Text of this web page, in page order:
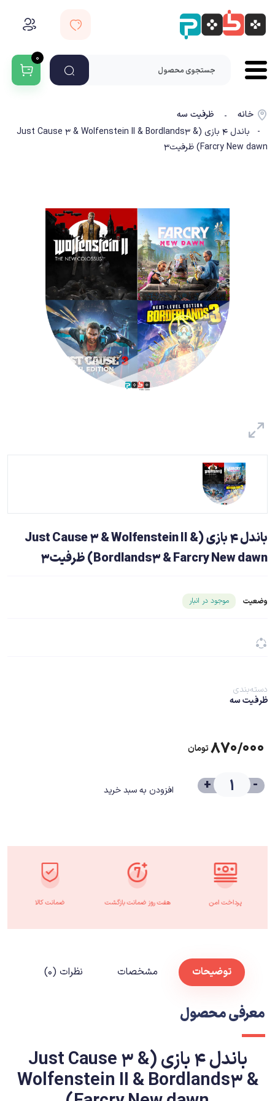
۰
خانه -
ظرفیت سه
- باندل 4 بازی (Just Cause 3 & Wolfenstein II & Bordlands3 &
Farcry New dawn) ظرفیت3
باندل 4 بازی (Just Cause 3 & Wolfenstein II &
Bordlands3 & Farcry New dawn) ظرفیت3
وضعیت موجود در انبارشناسه محصول ۲۲۹۰۸
دسته‌بندی
ظرفیت سه
۸۷۰/۰۰۰تومان
-
+ افزودن به سبد خرید
پرداخت امن هفت روز ضمانت بازگشت ضمانت کالا
توضیحات مشخصات نظرات (۰)
معرفی محصول
باندل 4 بازی (Just Cause 3 &
Wolfenstein II & Bordlands3 &